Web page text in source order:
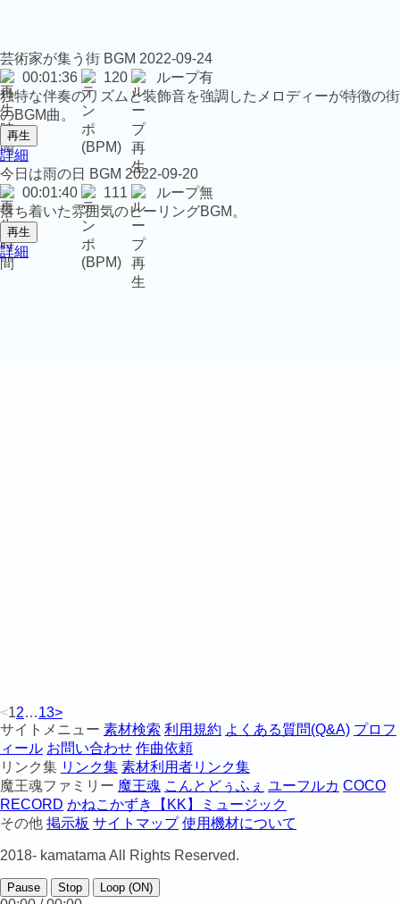
芸術家が集う街 BGM 2022-09-24
00:01:36
120
ループ有
独特な伴奏のリズムと装飾音を強調したメロディーが特徴の街
のBGM曲。
再生
詳細
今日は雨の日 BGM 2022-09-20
00:01:40
111
ループ無
落ち着いた雰囲気のヒーリングBGM。
再生
詳細
<12…13>
サイトメニュー 素材検索 利用規約 よくある質問(Q&A) プロフ
ィール お問い合わせ 作曲依頼
リンク集 リンク集 素材利用者リンク集
魔王魂ファミリー 魔王魂 こんとどぅふぇ ユーフルカ COCO
RECORD かねこかずき【KK】ミュージック
その他 掲示板 サイトマップ 使用機材について
2018- kamatama All Rights Reserved.
Pause Stop Loop (ON)